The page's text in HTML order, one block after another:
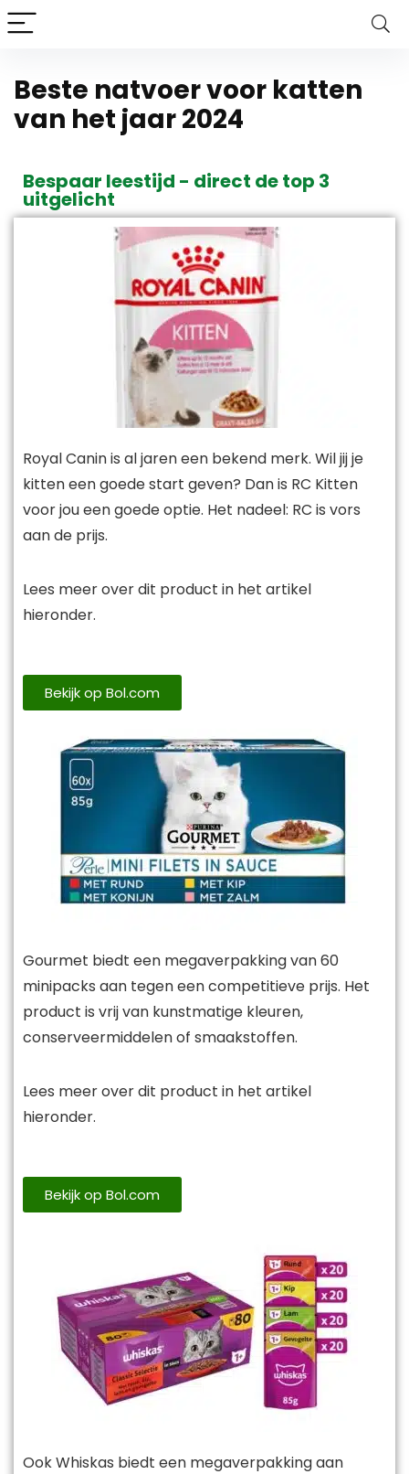
Beste natvoer voor katten
van het jaar 2024
Bespaar leestijd - direct de top 3
uitgelicht
Royal Canin is al jaren een bekend merk. Wil jij je
kitten een goede start geven? Dan is RC Kitten
voor jou een goede optie. Het nadeel: RC is vors
aan de prijs.
Lees meer over dit product in het artikel
hieronder.
Bekijk op Bol.com
Gourmet biedt een megaverpakking van 60
minipacks aan tegen een competitieve prijs. Het
product is vrij van kunstmatige kleuren,
conserveermiddelen of smaakstoffen.
Lees meer over dit product in het artikel
hieronder.
Bekijk op Bol.com
Ook Whiskas biedt een megaverpakking aan